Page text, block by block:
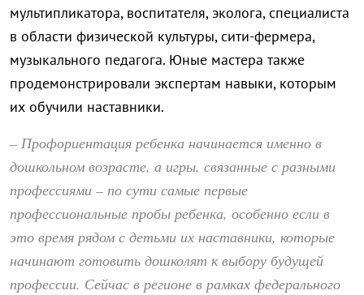
мультипликатора, воспитателя, эколога, специалиста
в области физической культуры, сити-фермера,
музыкального педагога. Юные мастера также
продемонстрировали экспертам навыки, которым
их обучили наставники.
– Профориентация ребенка начинается именно в
дошкольном возрасте, а игры, связанные с разными
профессиями – по сути самые первые
профессиональные пробы ребенка, особенно если в
это время рядом с детьми их наставники, которые
начинают готовить дошколят к выбору будущей
профессии. Сейчас в регионе в рамках федерального